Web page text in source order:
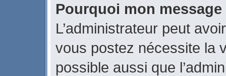
Pourquoi mon
L’administrateur peut
vous postez nécessite la
possible aussi que